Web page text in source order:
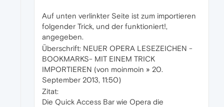
Auf unten verlinkter Seite ist zum importieren
folgender Trick, und der funktioniert!,
angegeben.
Überschrift: NEUER OPERA LESEZEICHEN -
BOOKMARKS- MIT EINEM TRICK
IMPORTIEREN (von moinmoin » 20.
September 2013, 11:50)
Zitat:
Die Quick Access Bar wie Opera die